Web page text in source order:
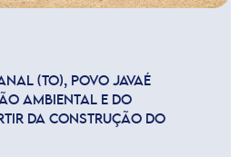
(TO), POVO JAVAÉ
AMBIENTAL E DO
DA CONSTRUÇÃO DO